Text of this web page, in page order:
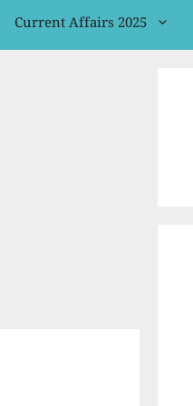
Current Affairs 2025